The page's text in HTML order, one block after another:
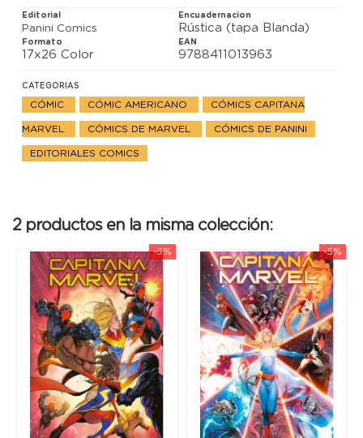
Editorial
Panini Comics
Encuadernacion
Rústica (tapa Blanda)
Formato
17x26 Color
EAN
9788411013963
CATEGORIAS
CÓMIC CÓMIC AMERICANO CÓMICS CAPITANA
MARVEL CÓMICS DE MARVEL CÓMICS DE PANINI
EDITORIALES COMICS
2 productos en la misma colección:
-5% -5%